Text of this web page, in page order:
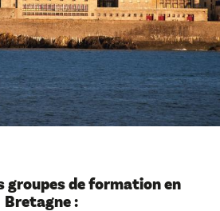
groupes de formation en
Bretagne :